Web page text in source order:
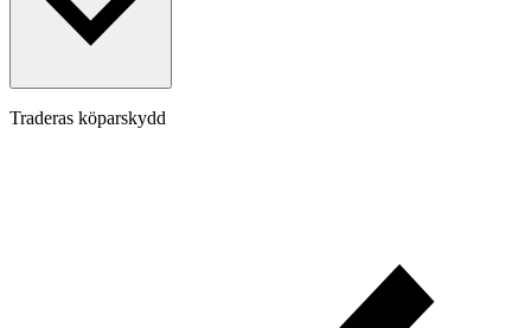
Traderas köparskydd